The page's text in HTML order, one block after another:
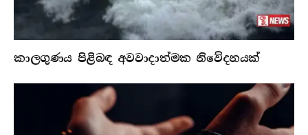
කාලගුණය පිළිබඳ අවවාදාත්මක නිවේදනයක්